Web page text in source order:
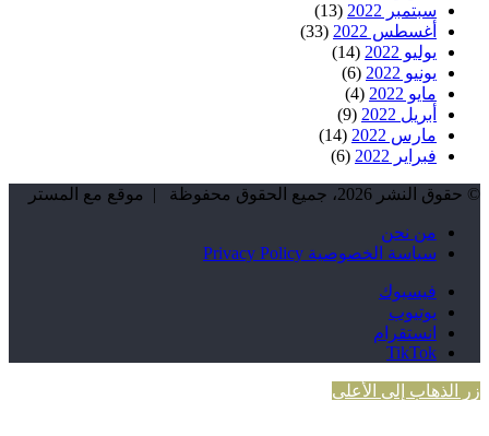
سبتمبر 2022
(13)
أغسطس 2022
(33)
يوليو 2022
(14)
يونيو 2022
(6)
مايو 2022
(4)
أبريل 2022
(9)
مارس 2022
(14)
فبراير 2022
(6)
© حقوق النشر 2026، جميع الحقوق محفوظة | موقع مع المستر
من نحن
سياسة الخصوصية Privacy Policy
فيسبوك
يوتيوب
انستقرام
TikTok
زر الذهاب إلى الأعلى